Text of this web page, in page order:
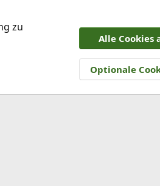
Datenschutz Hilfe
zu
Alle Cookies
Optionale